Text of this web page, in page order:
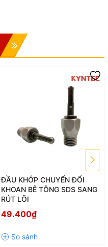
ĐẦU KHỚP CHUYỂN ĐỔI
KHOAN BÊ TÔNG SDS SANG
RÚT LÕI
49.400₫